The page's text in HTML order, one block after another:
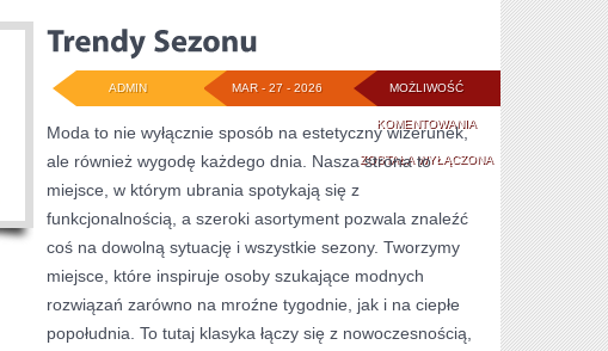
MOŻLIWOŚĆ
KOMENTOWANIATRENDY
SEZONU
ZOSTAŁA WYŁĄCZONA
MAR - 27 - 2026
ADMIN
Moda to nie wyłącznie sposób na estetyczny wizerunek,
ale również wygodę każdego dnia. Nasza strona to
miejsce, w którym ubrania spotykają się z
funkcjonalnością, a szeroki asortyment pozwala znaleźć
coś na dowolną sytuację i wszystkie sezony. Tworzymy
miejsce, które inspiruje osoby szukające modnych
rozwiązań zarówno na mroźne tygodnie, jak i na ciepłe
popołudnia. To tutaj klasyka łączy się z nowoczesnością,